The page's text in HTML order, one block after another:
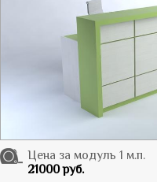
Цена за модуль 1 м.п.
21000 руб.